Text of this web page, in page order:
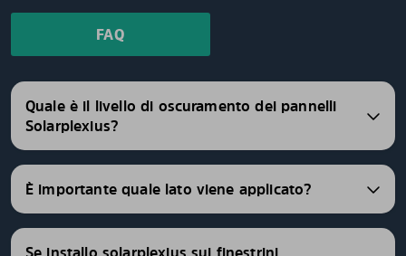
FAQ
Quale è il livello di oscuramento dei pannelli
Solarplexius?
È importante quale lato viene applicato?